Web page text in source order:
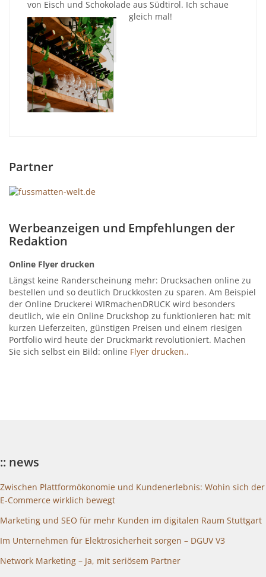
von Eisch und Schokolade aus Südtirol. Ich schaue
gleich mal!
Partner
Werbeanzeigen und Empfehlungen der
Redaktion
Online Flyer drucken
Längst keine Randerscheinung mehr: Drucksachen online zu
bestellen und so deutlich Druckkosten zu sparen. Am Beispiel
der Online Druckerei WIRmachenDRUCK wird besonders
deutlich, wie ein Online Druckshop zu funktionieren hat: mit
kurzen Lieferzeiten, günstigen Preisen und einem riesigen
Portfolio wird heute der Druckmarkt revolutioniert. Machen
Sie sich selbst ein Bild: online Flyer drucken..
:: news
Zwischen Plattformökonomie und Kundenerlebnis: Wohin sich der
E-Commerce wirklich bewegt
Marketing und SEO für mehr Kunden im digitalen Raum Stuttgart
Im Unternehmen für Elektrosicherheit sorgen – DGUV V3
Network Marketing – Ja, mit seriösem Partner